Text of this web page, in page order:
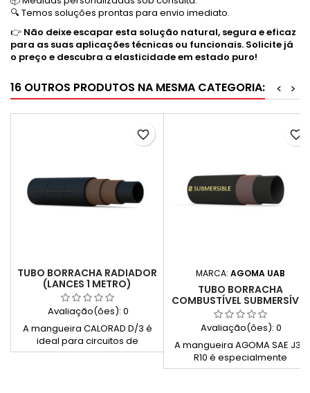
🔍 Temos soluções prontas para envio imediato.
👉 Não deixe escapar esta solução natural, segura e eficaz
para as suas aplicações técnicas ou funcionais. Solicite já
o preço e descubra a elasticidade em estado puro!
16 OUTROS PRODUTOS NA MESMA CATEGORIA: >
<
TUBO BORRACHA RADIADOR
(LANCES 1 METRO)
Avaliação(ões): 0
A mangueira CALORAD D/3 é
ideal para circuitos de
arrefecimento e aquecimento
favorite_border
MARCA: AGOMA UAB
TUBO BORRACHA
COMBUSTÍVEL SUBMERSÍVEL
(SAE J30 R10)
Avaliação(ões): 0
A mangueira AGOMA SAE J30
R10 é especialmente
concebida para funcionar
favorite_border